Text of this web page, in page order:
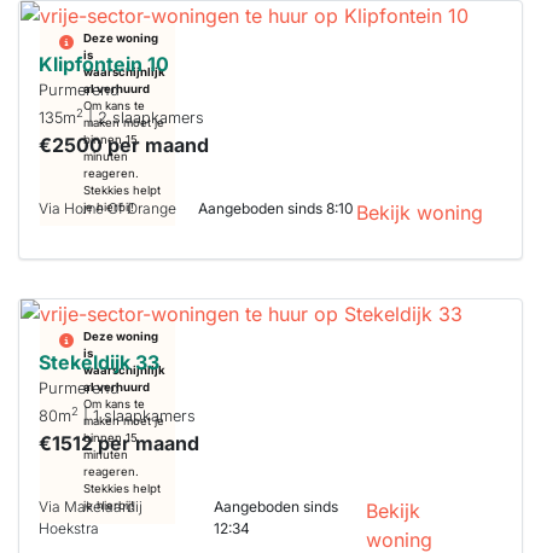
Deze woning
is
waarschijnlijk
al verhuurd
Om kans te
maken moet je
binnen 15
minuten
reageren.
Stekkies helpt
je hierbij!
Klipfontein 10
Purmerend
135m2| 2 slaapkamers
€2500 per maand
Via Home Of Orange Aangeboden sinds 8:10 Bekijk woning
Deze woning
is
waarschijnlijk
al verhuurd
Om kans te
maken moet je
binnen 15
minuten
reageren.
Stekkies helpt
je hierbij!
Stekeldijk 33
Purmerend
80m2 | 1 slaapkamers
€1512 per maand
Via Makelaardij
Hoekstra
Aangeboden sinds
12:34
Bekijk
woning